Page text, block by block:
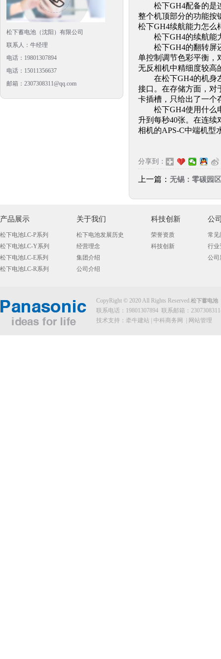
松下蓄电池（沈阳）有限公司
联系人：牛经理
电话：19801307894
电话：15011356637
邮箱：2307308311@qq.com
松下GH4配备的是连
整个机顶部分的功能按
松下GH4续航能力怎么
松下GH4的续航能力
松下GH4的翻转屏还
单控制调节色彩平衡，
无反相机中精细度较高
在松下GH4的机身左
接口。在存储方面，对
卡插槽，只给出了一个
松下GH4使用什么电
升到每秒40张。在连
相机的APS-C中端机型
分享到：
上一篇： 无锡：零碳园
产品展示
松下电池LC-P系列
松下电池LC-Y系列
松下电池LC-E系列
松下电池LC-R系列
关于我们
松下电池发展历史
经营理念
集团介绍
公司介绍
科技创新
荣誉资质
科技创新
公
常见
行业
公司
CopyRight © 2020 All Rights Reserved.松下蓄电池
联系电话：19801307894 联系邮箱：
技术支持： 牵牛建站 中科商务网 网站管理